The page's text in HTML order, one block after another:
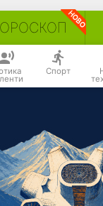
Спорт